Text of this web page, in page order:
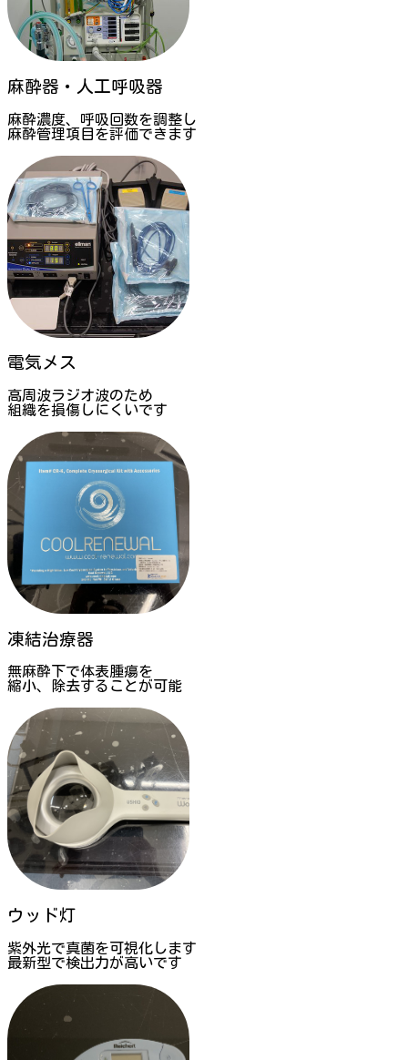
麻酔器・人工呼吸器
麻酔濃度、呼吸回数を調整し
麻酔管理項目を評価できます
電気メス
高周波ラジオ波のため
組織を損傷しにくいです
凍結治療器
無麻酔下で体表腫瘍を
縮小、除去することが可能
ウッド灯
紫外光で真菌を可視化します
最新型で検出力が高いです